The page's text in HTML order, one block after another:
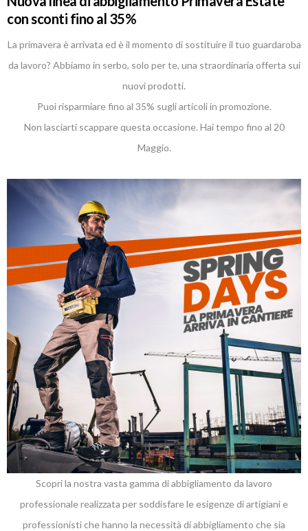
con sconti fino al 35%
La primavera è arrivata ed è il momento di sostituire il tuo guardaroba
da lavoro? Abbiamo in serbo, solo per te, una straordinaria offerta sui
nuovi prodotti.
Puoi risparmiare fino al 35% sugli articoli in promozione.
Non lasciarti scappare questa occasione. Hai tempo fino al 20
Maggio.
Scopri la nostra vasta gamma di abbigliamento da lavoro
professionale realizzata per soddisfare le esigenze di artigiani e
professionisti che hanno la necessità di abbigliamento che sia